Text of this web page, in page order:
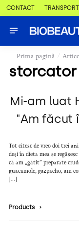
CONTACT
Prima pagină /
storcator
Mi-am luat
"Am făcut
Tot citesc de vreo doi trei
deși în dieta mea se
că am „gătit” preparate
guacamole, gazpacho, am
[…]
Products ›